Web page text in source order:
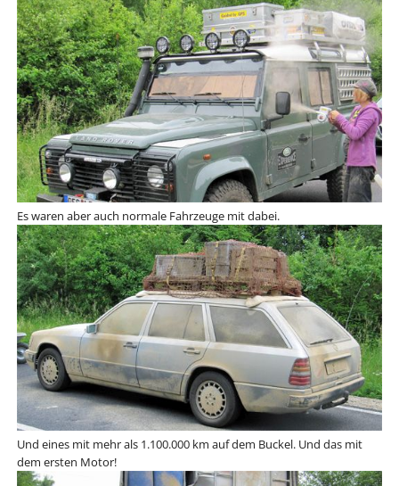
Es waren aber auch normale Fahrzeuge mit dabei.
Und eines mit mehr als 1.100.000 km auf dem Buckel. Und das mit
dem ersten Motor!